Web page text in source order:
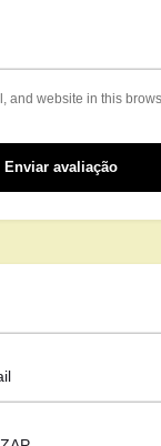
and website in this
Enviar avaliação